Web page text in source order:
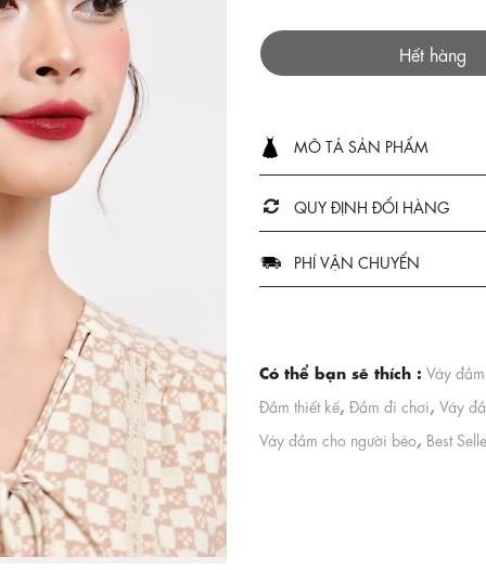
Hết hàng
MÔ TẢ SẢN PHẨM
QUY ĐỊNH ĐỔI HÀNG
PHÍ VẬN CHUYỂN
Có thể bạn sẽ thích : Váy
Đầm thiết kế, Đầm đi chơi, Váy
Váy đầm cho người béo, Best